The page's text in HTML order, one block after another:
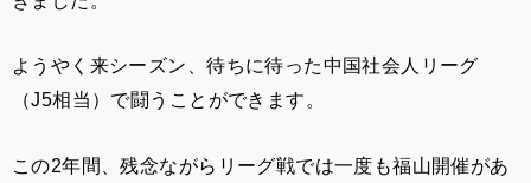
ようやく来シーズン、待ちに待った中国社会人リーグ
（J5相当）で闘うことができます。
この2年間、残念ながらリーグ戦では一度も福山開催があ